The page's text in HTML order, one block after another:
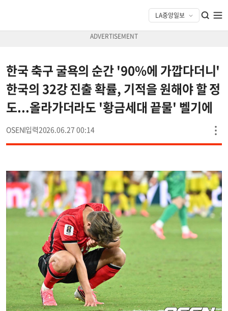
한국 축구 굴욕의 순간 '90%에 가깝다더니'
한국의 32강 진출 확률, 기적을 원해야 할 정
도...올라가더라도 '황금세대 끝물' 벨기에
OSEN 2026.06.27 00:14